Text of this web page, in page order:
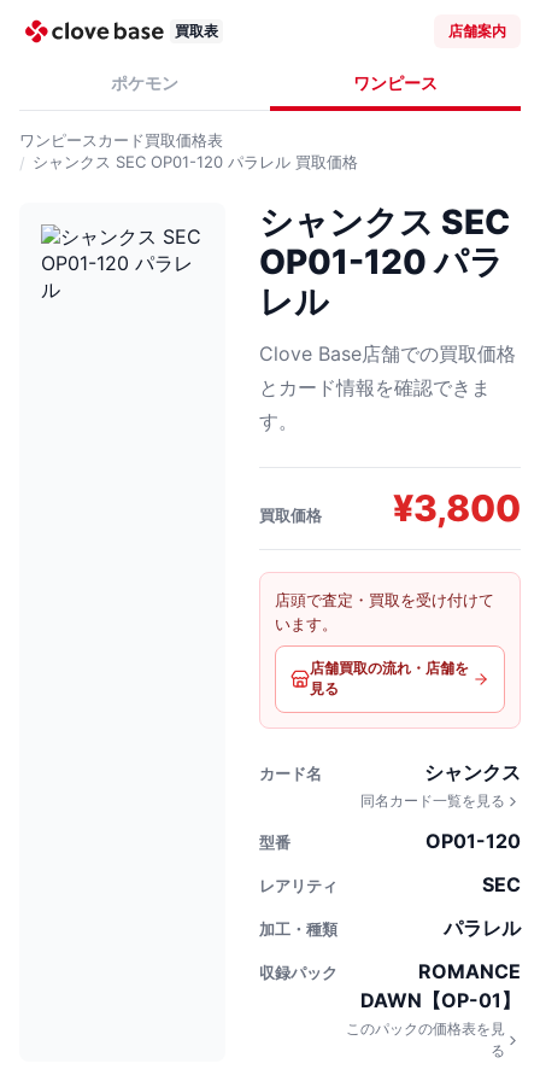
買取表 店舗案内
ポケモン ワンピース
ワンピースカード買取価格表
シャンクス SEC OP01-120 パラレル 買取価格
シャンクス SEC
OP01-120 パラ
レル
Clove Base店舗での買取価格
とカード情報を確認できま
す。
買取価格 ¥3,800
店頭で査定・買取を受け付けて
います。
店舗買取の流れ・店舗を
見る
カード名 シャンクス
同名カード一覧を見る
型番 OP01-120
レアリティ SEC
加工・種類 パラレル
収録パック
ROMANCE
DAWN【OP-01】
このパックの価格表を見
る